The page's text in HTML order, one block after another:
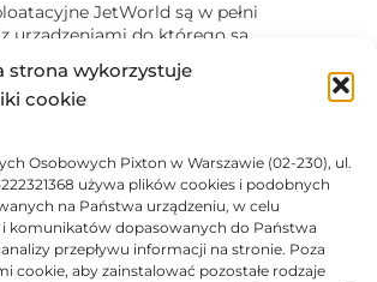
strona wykorzystuje
cookie
Osobowych Pixton w Warszawie (02-230), ul.
używa plików cookies i podobnych
na Państwa urządzeniu, w celu
i komunikatów dopasowanych do Państwa
przepływu informacji na stronie. Poza
cookie, aby zainstalować pozostałe rodzaje
JetWorld są w pełni
urządzeniami do którego są
dożywotnią gwarancją.
nie wolno narażać na działanie światła.
drukarek i tuszów są
znakami towarowymi użyte wyłącznie w